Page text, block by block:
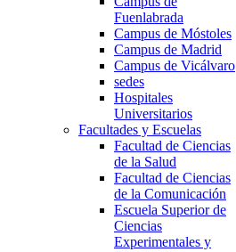
Fuenlabrada
Campus de Móstoles
Campus de Madrid
Campus de Vicálvaro
sedes
Hospitales
Universitarios
Facultades y Escuelas
Facultad de Ciencias
de la Salud
Facultad de Ciencias
de la Comunicación
Escuela Superior de
Ciencias
Experimentales y